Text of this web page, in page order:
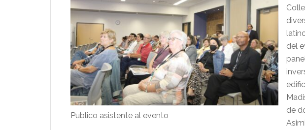
Publico asistente al evento
del
de